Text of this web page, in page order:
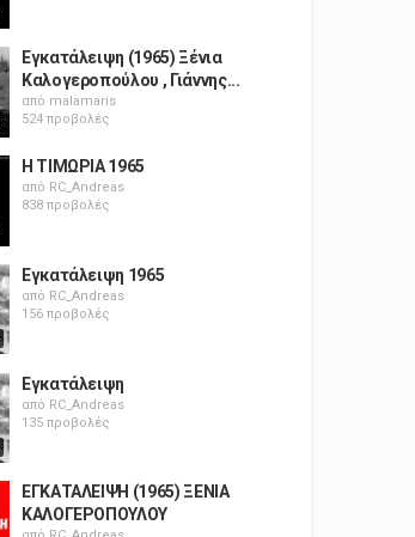
Εγκατάλειψη (1965) Ξένια
Καλογεροπούλου , Γιάννης...
από malamaris
524 προβολές
Η ΤΙΜΩΡΙΑ 1965
από RC_Andreas
838 προβολές
Εγκατάλειψη 1965
από RC_Andreas
156 προβολές
Εγκατάλειψη
από RC_Andreas
135 προβολές
ΕΓΚΑΤΑΛΕΙΨΗ (1965) ΞΕΝΙΑ
ΚΑΛΟΓΕΡΟΠΟΥΛΟΥ